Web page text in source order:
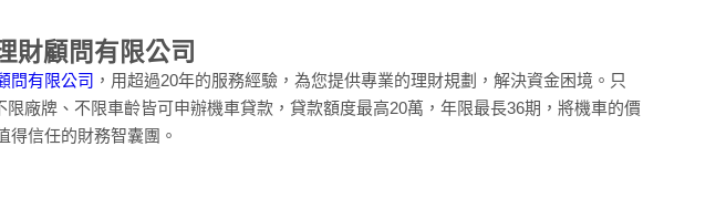
財顧問有限公司
問有限公司 ，用超過20年的服務經驗，為您提供專業的理財規劃，解決資金困境。只
廠牌、不限車齡皆可申辦機車貸款，貸款額度最高20萬，年限最長36期，將機車的價
得信任的財務智囊團。